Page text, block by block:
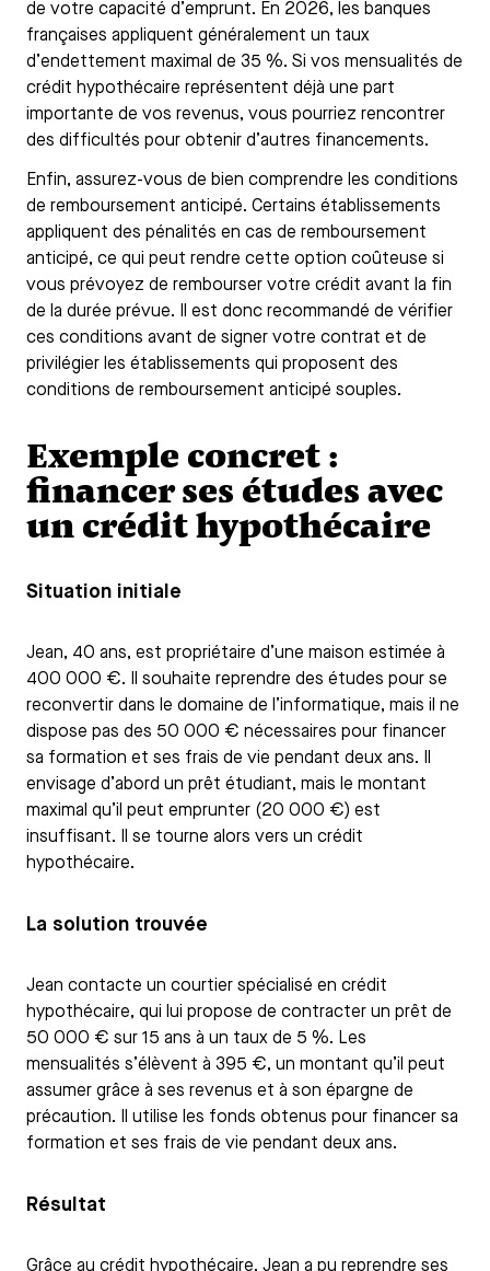
de votre capacité d’emprunt. En 2026, les banques
françaises appliquent généralement un taux
d’endettement maximal de 35 %. Si vos mensualités de
crédit hypothécaire représentent déjà une part
importante de vos revenus, vous pourriez rencontrer
des difficultés pour obtenir d’autres financements.
Enfin, assurez-vous de bien comprendre les conditions
de remboursement anticipé. Certains établissements
appliquent des pénalités en cas de remboursement
anticipé, ce qui peut rendre cette option coûteuse si
vous prévoyez de rembourser votre crédit avant la fin
de la durée prévue. Il est donc recommandé de vérifier
ces conditions avant de signer votre contrat et de
privilégier les établissements qui proposent des
conditions de remboursement anticipé souples.
Exemple concret :
financer ses études avec
un crédit hypothécaire
Situation initiale
Jean, 40 ans, est propriétaire d’une maison estimée à
400 000 €. Il souhaite reprendre des études pour se
reconvertir dans le domaine de l’informatique, mais il ne
dispose pas des 50 000 € nécessaires pour financer
sa formation et ses frais de vie pendant deux ans. Il
envisage d’abord un prêt étudiant, mais le montant
maximal qu’il peut emprunter (20 000 €) est
insuffisant. Il se tourne alors vers un crédit
hypothécaire.
La solution trouvée
Jean contacte un courtier spécialisé en crédit
hypothécaire, qui lui propose de contracter un prêt de
50 000 € sur 15 ans à un taux de 5 %. Les
mensualités s’élèvent à 395 €, un montant qu’il peut
assumer grâce à ses revenus et à son épargne de
précaution. Il utilise les fonds obtenus pour financer sa
formation et ses frais de vie pendant deux ans.
Résultat
Grâce au crédit hypothécaire, Jean a pu reprendre ses